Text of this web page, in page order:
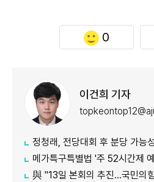
0
이건희 기자
정청래, 전당대회 후 분당 가능성
메가특구특별법 '주 52시간제 예외 특
與 "13일 본회의 추진…국민의